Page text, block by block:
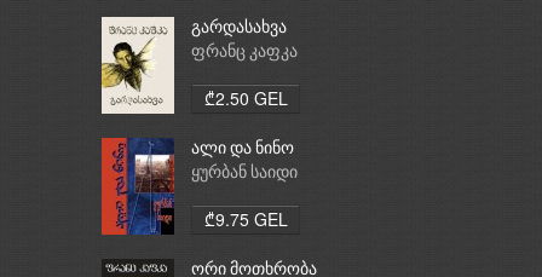
გარდასახვა
ფრანც კაფკა
₾2.50 GEL
ალი და ნინო
ყურბან საიდი
₾9.75 GEL
ორი მოთხრობა